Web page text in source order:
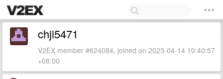
chji5471
V2EX member #624084, joined on 2023-04-14 10:40:57
+08:00